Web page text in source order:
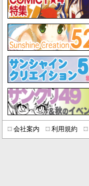
会社案内 利用規約